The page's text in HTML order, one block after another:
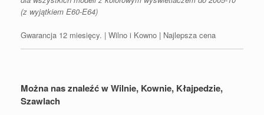
(z wyjątkiem E60-E64)
Gwarancja 12 miesięcy. | Wilno i Kowno | Najlepsza cena
Można nas znaleźć w Wilnie, Kownie, Kłajpedzie,
Szawlach